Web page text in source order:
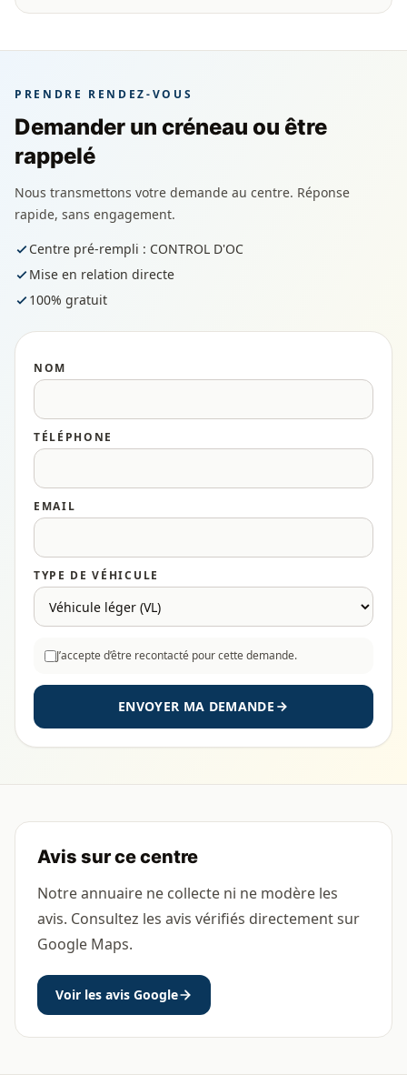
PRENDRE RENDEZ-VOUS
Demander un créneau ou être
rappelé
Nous transmettons votre demande au centre. Réponse
rapide, sans engagement.
Centre pré-rempli : CONTROL D'OC
Mise en relation directe
100% gratuit
NOM
TÉLÉPHONE
EMAIL
TYPE DE VÉHICULE
J’accepte d’être recontacté pour cette demande.
ENVOYER MA DEMANDE
Avis sur ce centre
Notre annuaire ne collecte ni ne modère les
avis. Consultez les avis vérifiés directement sur
Google Maps.
Voir les avis Google